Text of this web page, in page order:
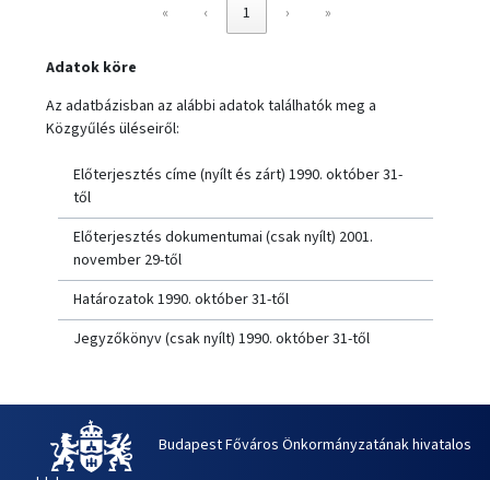
«
‹ 1 › »
Adatok köre
Az adatbázisban az alábbi adatok találhatók meg a
Közgyűlés üléseiről:
Előterjesztés címe (nyílt és zárt) 1990. október 31-
től
Előterjesztés dokumentumai (csak nyílt) 2001.
november 29-től
Határozatok 1990. október 31-től
Jegyzőkönyv (csak nyílt) 1990. október 31-től
Budapest Főváros Önkormányzatának hivatalos